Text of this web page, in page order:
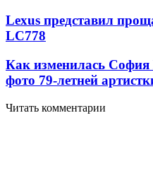
Lexus представил
LC778
Как изменилась София
фото 79-летней
Читать комментарии